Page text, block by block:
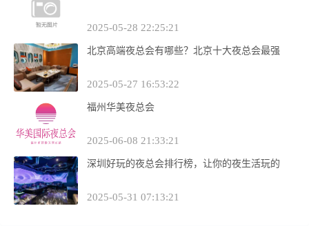
2025-05-28 22:25:21
北京高端夜总会有哪些？北京十大夜总会最强
2025-05-27 16:53:22
福州华美夜总会
2025-06-08 21:33:21
深圳好玩的夜总会排行榜，让你的夜生活玩的
2025-05-31 07:13:21